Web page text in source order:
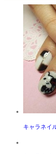
キャラネイ